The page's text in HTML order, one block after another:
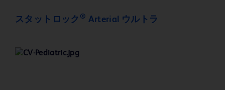
スタットロック ® Arterial ウルトラ